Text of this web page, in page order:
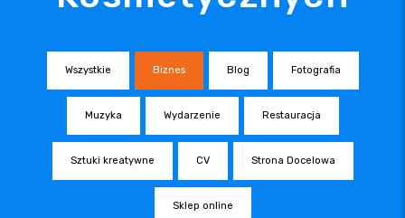
Wszystkie Biznes Blog Fotografia
Muzyka Wydarzenie Restauracja
Sztuki kreatywne CV Strona Docelowa
Sklep online